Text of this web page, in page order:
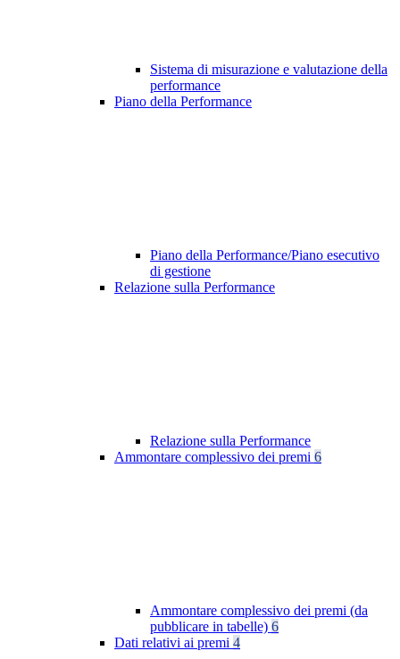
Sistema di misurazione e valutazione della
performance
Piano della Performance
Piano della Performance/Piano esecutivo
di gestione
Relazione sulla Performance
Relazione sulla Performance
Ammontare complessivo dei premi 6
Ammontare complessivo dei premi (da
pubblicare in tabelle) 6
Dati relativi ai premi 4